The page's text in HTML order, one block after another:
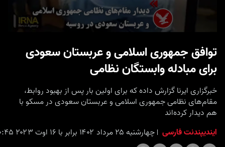
توافق جمهوری اسلامی و عربستان سعودی
برای مبادله وابستگان نظامی
خبرگزاری ایرنا گزارش داده که برای اولین بار پس از بهبود روابط،
مقام‌های نظامی جمهوری اسلامی و عربستان سعودی در مسکو با
هم دیدار کرده‌اند
ایندیپندنت فارسی چهارشنبه ۲۵ مرداد ۱۴۰۲ برابر با ۱۶ اوت ۲۰۲۳ ۲۰:۴۵